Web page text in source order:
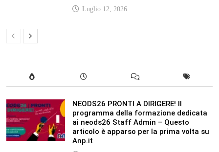
Luglio 12, 2026
NEODS26 PRONTI A DIRIGERE! Il
programma della formazione dedicata
ai neods26 Staff Admin – Questo
articolo è apparso per la prima volta su
Anp.it